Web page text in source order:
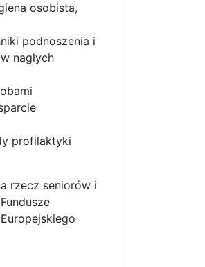
osobista,
podnoszenia i
nagłych
profilaktyki
rzecz seniorów i